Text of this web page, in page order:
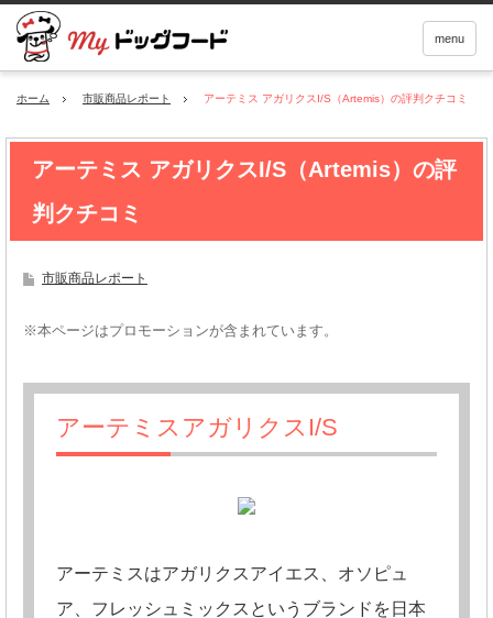
menu
ホーム 市販商品レポート アーテミス アガリクスI/S（Artemis）の評判クチコミ
アーテミス アガリクスI/S（Artemis）の評
判クチコミ
市販商品レポート
※本ページはプロモーションが含まれています。
アーテミスアガリクスI/S
アーテミスはアガリクスアイエス、オソピュ
ア、フレッシュミックスというブランドを日本